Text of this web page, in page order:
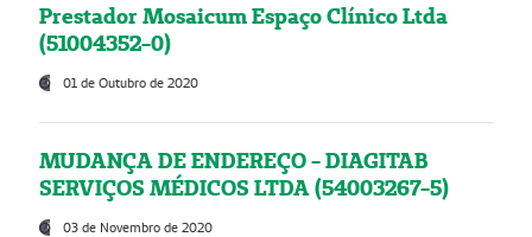
Prestador Mosaicum Espaço Clínico Ltda
(51004352-0)
01 de Outubro de 2020
MUDANÇA DE ENDEREÇO - DIAGITAB
SERVIÇOS MÉDICOS LTDA (54003267-5)
03 de Novembro de 2020